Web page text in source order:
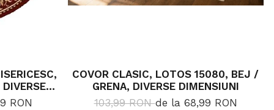
MP
RON
COVOR CLASIC, LOTOS 15080, BEJ /
GRENA, DIVERSE DIMENSIUNI
103,99 RONde la 68,99 RON